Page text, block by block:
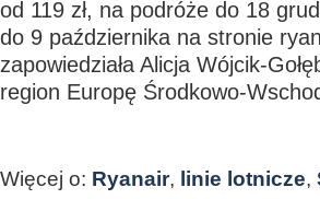
od 119 zł, na podróże do 18
do 9 października na stronie
zapowiedziała Alicja Wójcik-
region Europę Środkowo-
Więcej o: Ryanair, linie lotnicze,